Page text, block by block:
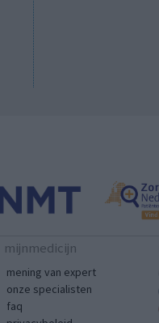
mijnmedicijn
mening van expert
onze specialisten
faq